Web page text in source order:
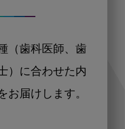
（歯科医師、歯
）に合わせた内
お届けします。